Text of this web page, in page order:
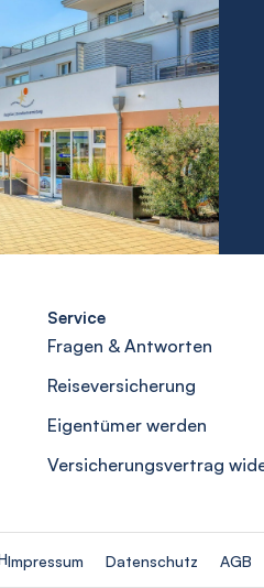
Service
Fragen & Antworten
Reiseversicherung
Eigentümer werden
Versicherungsvertrag
Impressum Datenschutz AGB